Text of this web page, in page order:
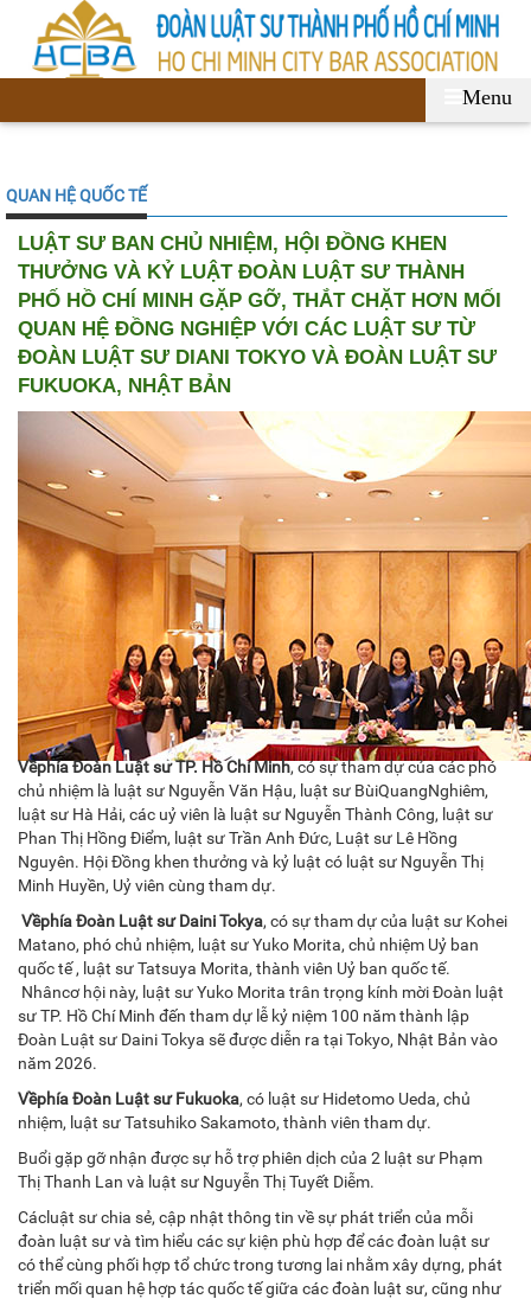
Menu
QUAN HỆ QUỐC TẾ
LUẬT SƯ BAN CHỦ NHIỆM, HỘI ĐỒNG KHEN
THƯỞNG VÀ KỶ LUẬT ĐOÀN LUẬT SƯ THÀNH
PHỐ HỒ CHÍ MINH GẶP GỠ, THẮT CHẶT HƠN MỐI
QUAN HỆ ĐỒNG NGHIỆP VỚI CÁC LUẬT SƯ TỪ
ĐOÀN LUẬT SƯ DIANI TOKYO VÀ ĐOÀN LUẬT SƯ
FUKUOKA, NHẬT BẢN
Vềphía Đoàn Luật sư TP. Hồ Chí Minh, có sự tham dự của các phó
chủ nhiệm là luật sư Nguyễn Văn Hậu, luật sư BùiQuangNghiêm,
luật sư Hà Hải, các uỷ viên là luật sư Nguyễn Thành Công, luật sư
Phan Thị Hồng Điểm, luật sư Trần Anh Đức, Luật sư Lê Hồng
Nguyên. Hội Đồng khen thưởng và kỷ luật có luật sư Nguyễn Thị
Minh Huyền, Uỷ viên cùng tham dự.
Vềphía Đoàn Luật sư Daini Tokya, có sự tham dự của luật sư Kohei
Matano, phó chủ nhiệm, luật sư Yuko Morita, chủ nhiệm Uỷ ban
quốc tế , luật sư Tatsuya Morita, thành viên Uỷ ban quốc tế.
Nhâncơ hội này, luật sư Yuko Morita trân trọng kính mời Đoàn luật
sư TP. Hồ Chí Minh đến tham dự lễ kỷ niệm 100 năm thành lập
Đoàn Luật sư Daini Tokya sẽ được diễn ra tại Tokyo, Nhật Bản vào
năm 2026.
Vềphía Đoàn Luật sư Fukuoka, có luật sư Hidetomo Ueda, chủ
nhiệm, luật sư Tatsuhiko Sakamoto, thành viên tham dự.
Buổi gặp gỡ nhận được sự hỗ trợ phiên dịch của 2 luật sư Phạm
Thị Thanh Lan và luật sư Nguyễn Thị Tuyết Diễm.
Cácluật sư chia sẻ, cập nhật thông tin về sự phát triển của mỗi
đoàn luật sư và tìm hiểu các sự kiện phù hợp để các đoàn luật sư
có thể cùng phối hợp tổ chức trong tương lai nhằm xây dựng, phát
triển mối quan hệ hợp tác quốc tế giữa các đoàn luật sư, cũng như